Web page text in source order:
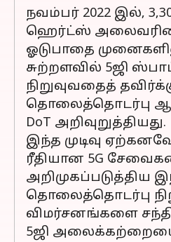
நவம்பர் 2022 இல்,
ஹெர்ட்ஸ்
ஓடுபாதை
சுற்றளவில் 5ஜி
நிறுவுவதைத்
தொலைத்தொடர்பு
DoT அறிவுறுத்தியது.
இந்த முடிவு
ரீதியான 5G
அறிமுகப்படுத்திய
தொலைத்தொடர்பு
விமர்சனங்களை
5ஜி